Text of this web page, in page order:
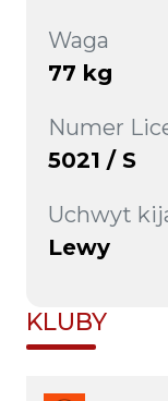
Waga
77 kg
Numer
5021 / S
Uchwyt
Lewy
KLUBY